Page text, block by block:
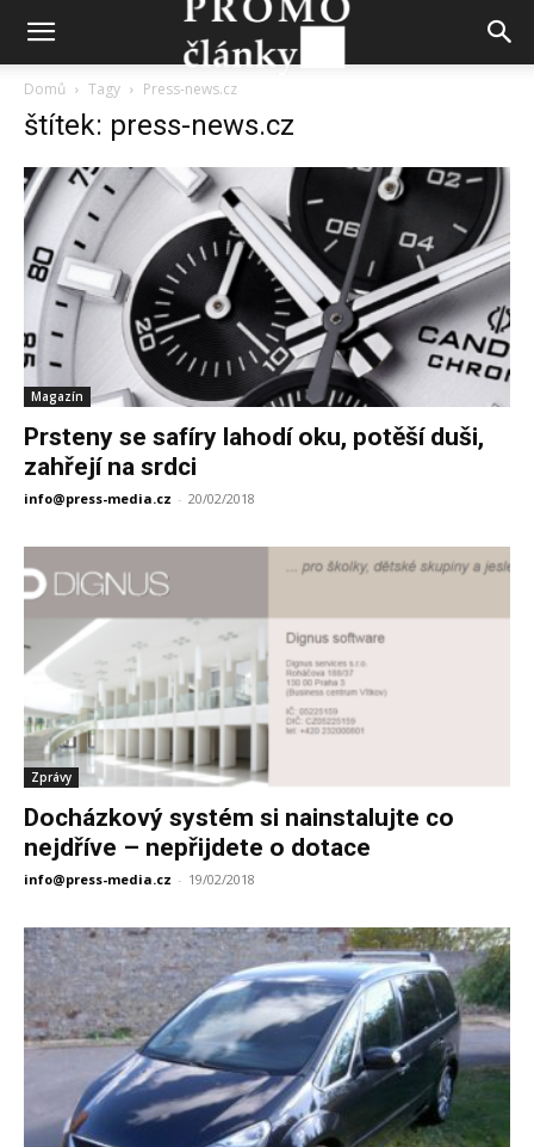
Domů Tagy Press-news.cz
štítek: press-news.cz
Magazín
Prsteny se safíry lahodí oku, potěší duši,
zahřejí na srdci
info@press-media.cz - 20/02/2018
Zprávy
Docházkový systém si nainstalujte co
nejdříve – nepřijdete o dotace
info@press-media.cz - 19/02/2018